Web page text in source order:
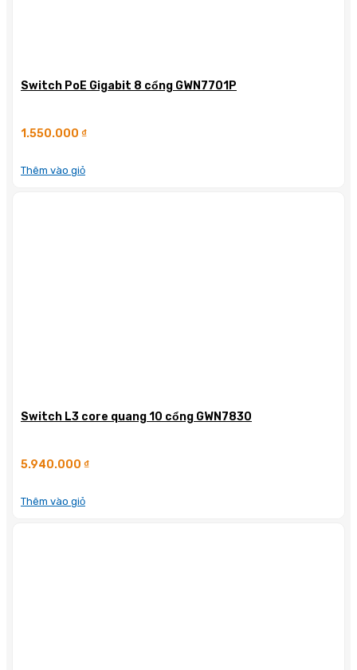
Switch PoE Gigabit 8 cổng GWN7701P
1.550.000 ₫
Thêm vào giỏ
Switch L3 core quang 10 cổng GWN7830
5.940.000 ₫
Thêm vào giỏ